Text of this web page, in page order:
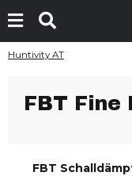
Huntivity AT
FBT
FBT